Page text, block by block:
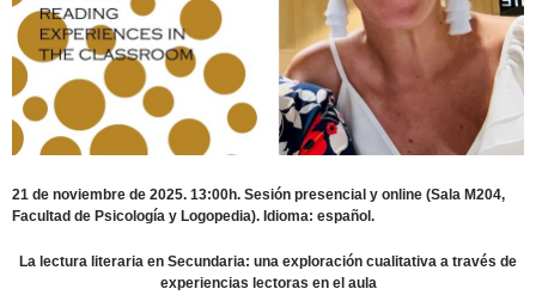
21 de noviembre de 2025. 13:00h. Sesión presencial y online (Sala M204,
Facultad de Psicología y Logopedia). Idioma: español.
La lectura literaria en Secundaria: una exploración cualitativa a través de
experiencias lectoras en el aula